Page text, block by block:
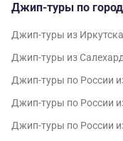
Джип-туры по
Джип-туры из Иркутска
Джип-туры из
Джип-туры по России
Джип-туры по России
Джип-туры по России